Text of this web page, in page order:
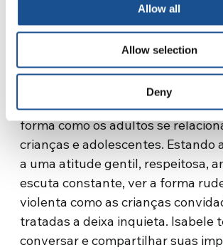
Allow all
Allow selection
Deny
de empatia tal, pelas experiências
que ouve, que percebe que não
mundo sozinha, e se
força e determinação no trabalho
Uma das experiências mais fortes
forma como os adultos se
crianças e adolescentes. Estando
a uma atitude gentil, respeitosa,
escuta constante, ver a forma
violenta como as crianças
tratadas a deixa inquieta. Isabele
conversar e compartilhar suas